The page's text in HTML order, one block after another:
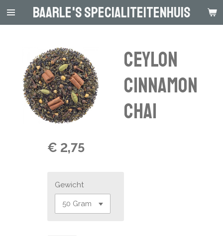
Ga
hoofdinhoud
Baarle's Specialiteitenhuis
Ceylon
Cinnamon
Chai
€ 2,75
Gewicht